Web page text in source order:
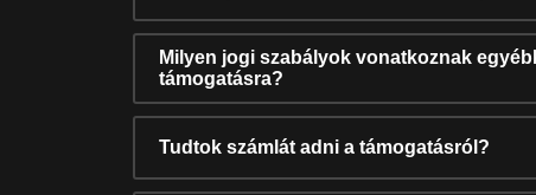
Milyen jogi szabályok vonatkoznak
támogatásra?
Tudtok számlát adni a támogatásról?